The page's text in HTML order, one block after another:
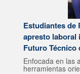
Estudiantes de
apresto laboral
Futuro Técnico
Enfocada en las
herramientas